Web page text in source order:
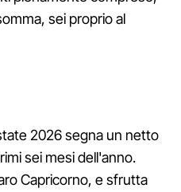
sei proprio al
2026 segna un netto
sei mesi dell'anno.
Capricorno, e sfrutta